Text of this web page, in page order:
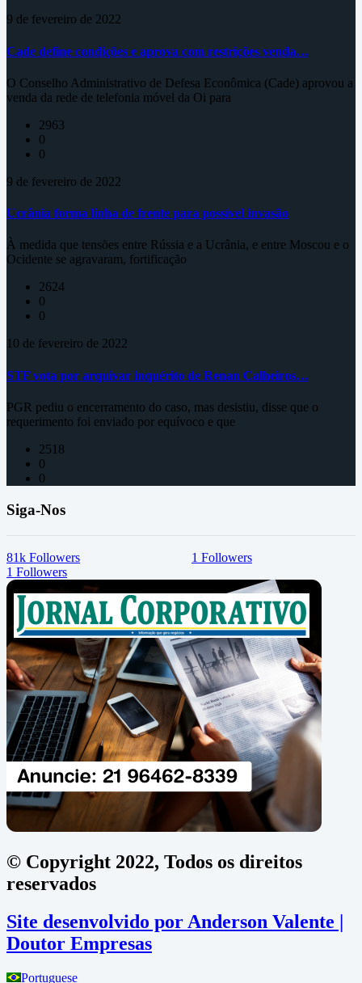
9 de fevereiro de 2022
Cade define condições e aprova com restrições venda…
O Conselho Administrativo de Defesa Econômica (Cade) aprovou a
venda da rede de telefonia móvel da Oi para
2963
0
0
9 de fevereiro de 2022
Ucrânia forma linha de frente para possível invasão
À medida que tensões entre Rússia e a Ucrânia, e entre Moscou e o
Ocidente se agravaram, fortificação
2624
0
0
10 de fevereiro de 2022
STF vota por arquivar inquérito de Renan Calheiros…
PGR pediu o encerramento do caso, mas desistiu, disse que o
requerimento foi enviado por equívoco e que
2518
0
0
Siga-Nos
81k Followers 1 Followers
1 Followers
© Copyright 2022, Todos os direitos
reservados
Site desenvolvido por Anderson Valente |
Doutor Empresas
Portuguese